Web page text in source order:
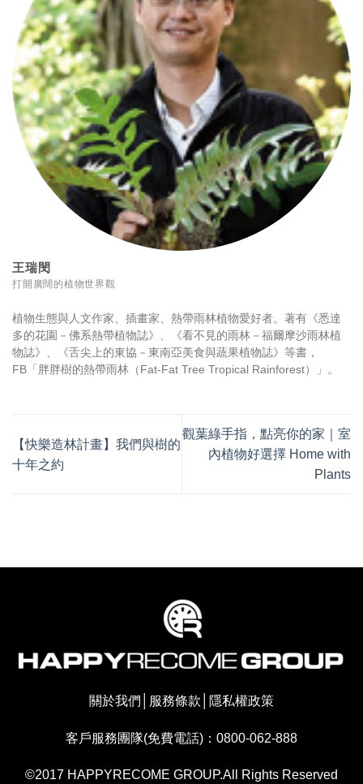
王瑞閔
打開廣闊的植物世界觀
植物生態與人文作家、插畫家、熱帶雨林植物愛好者。著有《悉達
多的花園－佛系熱帶植物誌》、《看不見的雨林－福爾摩沙雨林植
物誌》、《舌尖上的東協－東南亞美食與蔬果植物誌》等書，
FB「胖胖樹的熱帶雨林（Fat-Fat Tree Tropical Rainforest）」。
【快樂造林計畫】我們與樹的
十年之約
觀葉綠手指，點亮你的家｜室
內植物好選擇 Home with
Plants
關於我們 服務條款 隱私權政策
客戶服務團隊(免費電話)：0800-062-888
©2017 HAPPYRECOME GROUP.All Rights Reserved